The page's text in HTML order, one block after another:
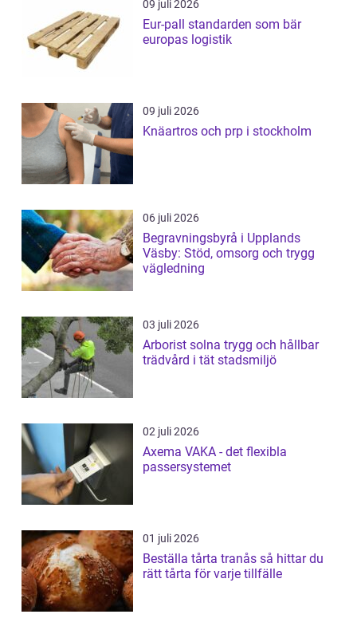
09 juli 2026
Eur-pall standarden som bär
europas logistik
09 juli 2026
Knäartros och prp i stockholm
06 juli 2026
Begravningsbyrå i Upplands
Väsby: Stöd, omsorg och trygg
vägledning
03 juli 2026
Arborist solna trygg och hållbar
trädvård i tät stadsmiljö
02 juli 2026
Axema VAKA - det flexibla
passersystemet
01 juli 2026
Beställa tårta tranås så hittar du
rätt tårta för varje tillfälle